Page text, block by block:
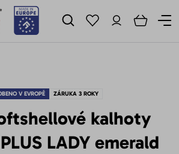
V EVROPĚ ZÁRUKA 3 ROKY
kalhoty
LADY emerald